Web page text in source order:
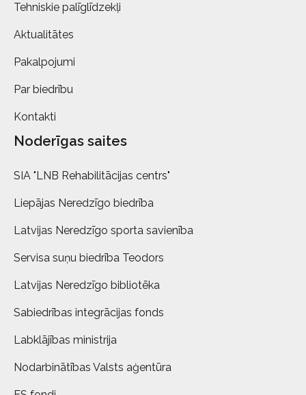
Tehniskie palīglīdzekļi
Aktualitātes
Pakalpojumi
Par biedrību
Kontakti
Noderīgas saites
SIA "LNB Rehabilitācijas centrs"
Liepājas Neredzīgo biedrība
Latvijas Neredzīgo sporta savienība
Servisa suņu biedrība Teodors
Latvijas Neredzīgo bibliotēka
Sabiedrības integrācijas fonds
Labklājības ministrija
Nodarbinātības Valsts aģentūra